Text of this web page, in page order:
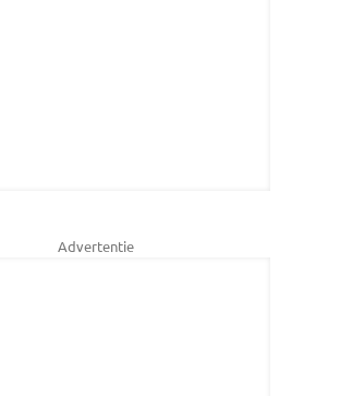
Advertentie